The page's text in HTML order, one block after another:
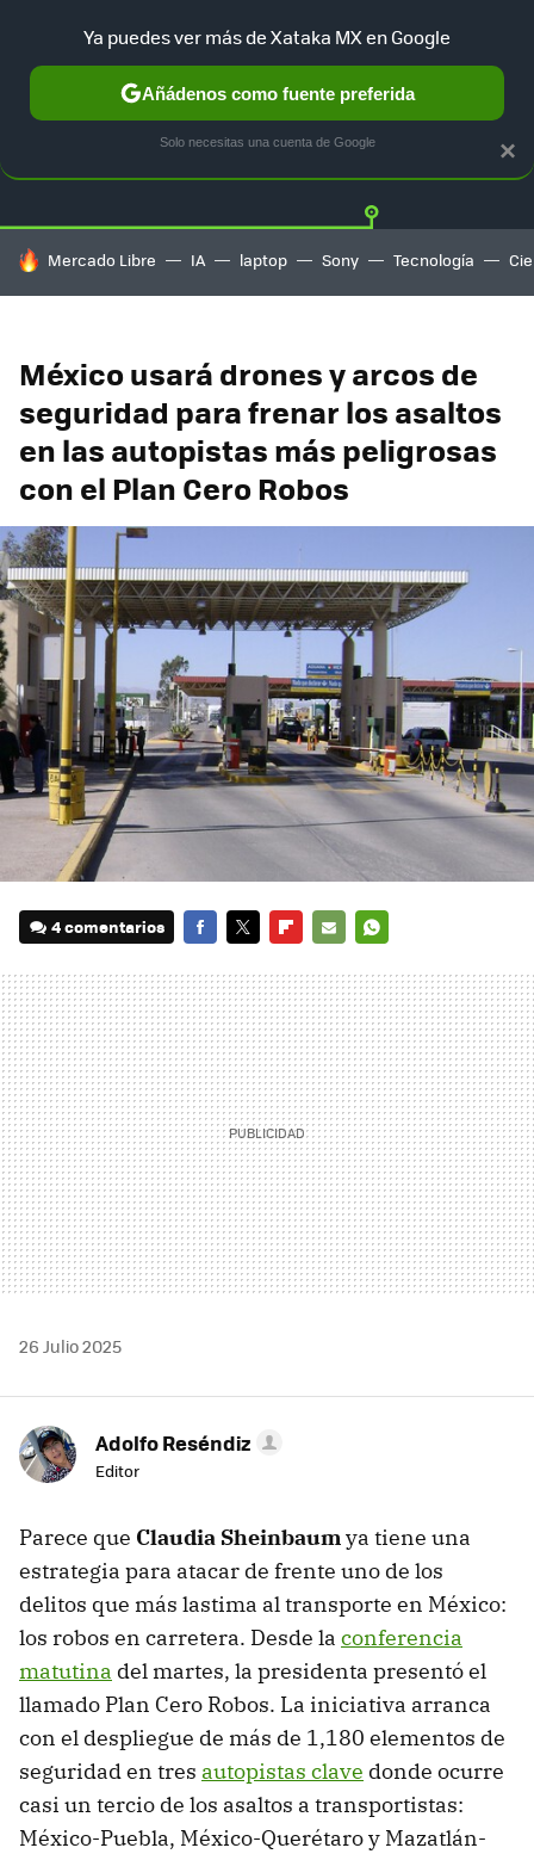
TESLA UBER AUTO ELECTRICO Twitter
HOY SE HABLA DE
Mercado Libre IA laptop Sony Tecnología
México usará drones y arcos de
seguridad para frenar los asaltos
en las autopistas más peligrosas
con el Plan Cero Robos
4 comentarios
MAIL
26 Julio 2025
Adolfo Reséndiz
Editor
Parece que Claudia Sheinbaumya tiene una
estrategia para atacar de frente uno de los
delitos que más lastima al transporte en México:
los robos en carretera. Desde la conferencia
matutina del martes, la presidenta presentó el
llamado Plan Cero Robos. La iniciativa arranca
con el despliegue de más de 1,180 elementos de
seguridad en tres autopistas clave donde ocurre
casi un tercio de los asaltos a transportistas:
México-Puebla, México-Querétaro y Mazatlán-
×
Ya puedes ver más de Xataka MX en Google
Añádenos como fuente preferida
Solo necesitas una cuenta de Google